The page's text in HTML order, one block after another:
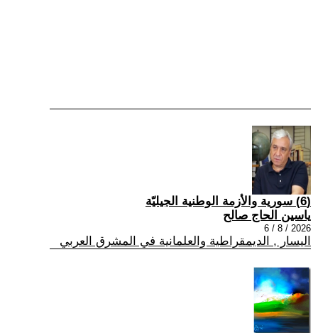
(6) سورية والأزمة الوطنية الجيليّة
ياسين الحاج صالح
2026 / 8 / 6
اليسار , الديمقراطية والعلمانية في المشرق العربي